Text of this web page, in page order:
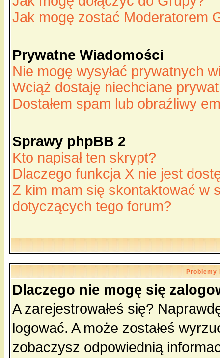
Jak mogę zostać Moderatorem
Prywatne Wiadomości
Nie mogę wysyłać prywatnych
Wciąż dostaję niechciane
Dostałem spam lub obraźliwy
Sprawy phpBB 2
Kto napisał ten skrypt?
Dlaczego funkcja X nie jest
Z kim mam się skontaktować w
dotyczących tego forum?
Problemy
Dlaczego nie mogę się
A zarejestrowałeś się?
logować. A może zostałeś
zobaczysz odpowiednią